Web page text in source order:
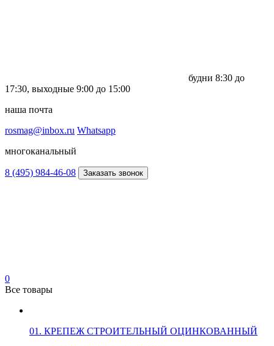
будни 8:30 до
17:30, выходные 9:00 до 15:00
наша почта
rosmag@inbox.ru Whatsapp
многоканальный
8 (495) 984-46-08 Заказать звонок
0
Все товары
01. КРЕПЕЖ СТРОИТЕЛЬНЫЙ ОЦИНКОВАННЫЙ